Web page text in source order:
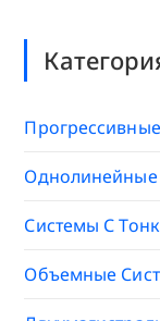
Системы С
Объемные